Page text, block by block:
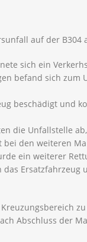
auf der B304
sich ein
befand sich
beschädigt und
die Unfallstelle
den weiteren
ein weiterer
Abschluss der